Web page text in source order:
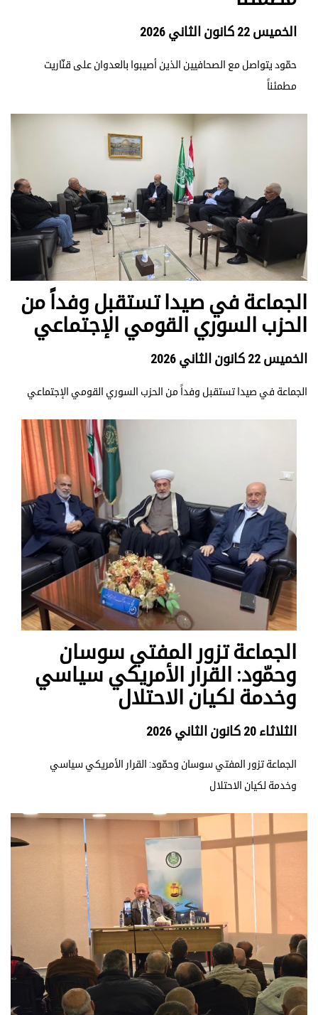
الخميس 22 كانون الثاني 2026
حمّود يتواصل مع الصحافيين الذين أصيبوا بالعدوان على قنّاريت
مطمئناً
الجماعة في صيدا تستقبل وفداً من
الحزب السوري القومي الإجتماعي
الخميس 22 كانون الثاني 2026
الجماعة في صيدا تستقبل وفداً من الحزب السوري القومي الإجتماعي
الجماعة تزور المفتي سوسان
وحمّود: القرار الأمريكي سياسي
وخدمة لكيان الاحتلال
الثلاثاء 20 كانون الثاني 2026
الجماعة تزور المفتي سوسان وحمّود: القرار الأمريكي سياسي
وخدمة لكيان الاحتلال